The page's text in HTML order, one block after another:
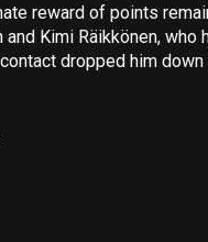
reward of points
Kimi Räikkönen, who
dropped him down